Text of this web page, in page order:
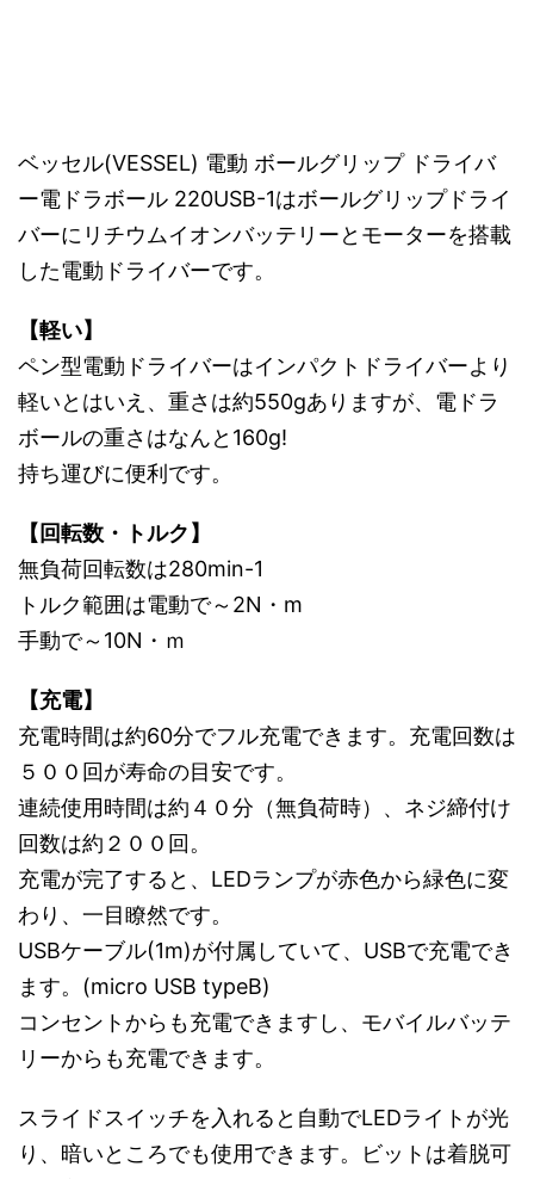
ベッセル(VESSEL) 電動 ボールグリップ ドライバ
ー電ドラボール 220USB-1はボールグリップドライ
バーにリチウムイオンバッテリーとモーターを搭載
した電動ドライバーです。
【軽い】
ペン型電動ドライバーはインパクトドライバーより
軽いとはいえ、重さは約550gありますが、電ドラ
ボールの重さはなんと160g!
持ち運びに便利です。
【回転数・トルク】
無負荷回転数は280min-1
トルク範囲は電動で～2N・m
手動で～10N・ｍ
【充電】
充電時間は約60分でフル充電できます。充電回数は
５００回が寿命の目安です。
連続使用時間は約４０分（無負荷時）、ネジ締付け
回数は約２００回。
充電が完了すると、LEDランプが赤色から緑色に変
わり、一目瞭然です。
USBケーブル(1m)が付属していて、USBで充電でき
ます。(micro USB typeB)
コンセントからも充電できますし、モバイルバッテ
リーからも充電できます。
スライドスイッチを入れると自動でLEDライトが光
り、暗いところでも使用できます。ビットは着脱可